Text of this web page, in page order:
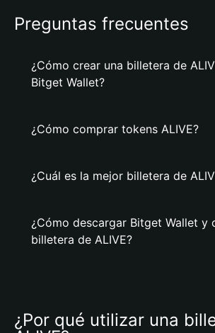
Preguntas frecuentes
¿Cómo crear una billetera de
Bitget Wallet?
¿Cómo comprar tokens ALIVE?
¿Cuál es la mejor billetera de
¿Cómo descargar Bitget Wallet y
billetera de ALIVE?
¿Por qué utilizar una